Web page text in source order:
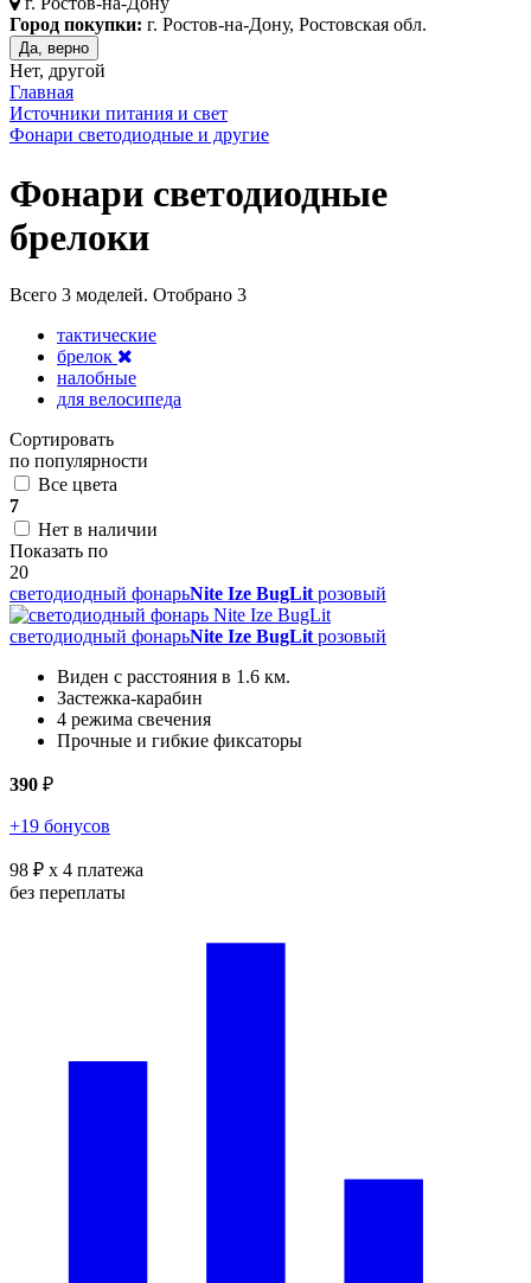
Город покупки: г. Ростов-на-Дону, Ростовская обл.
Да, верно
Нет, другой
Главная
Источники питания и свет
Фонари светодиодные и другие
Фонари светодиодные
брелоки
Всего 3 моделей. Отобрано 3
тактические
брелок
налобные
для велосипеда
Сортировать
по популярности
Все цвета
7
Нет в наличии
Показать по
20
светодиодный фонарьNite Ize BugLit розовый
светодиодный фонарьNite Ize BugLit розовый
Виден с расстояния в 1.6 км.
Застежка-карабин
4 режима свечения
Прочные и гибкие фиксаторы
390 ₽
+19 бонусов
98 ₽ x 4 платежа
без переплаты